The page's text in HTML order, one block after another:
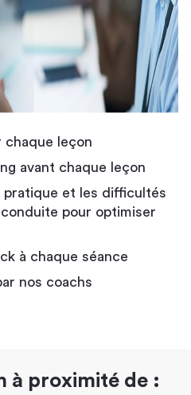
chaque leçon
avant chaque leçon
pratique et les difficultés
pour optimiser
à chaque séance
nos coachs
à proximité de :